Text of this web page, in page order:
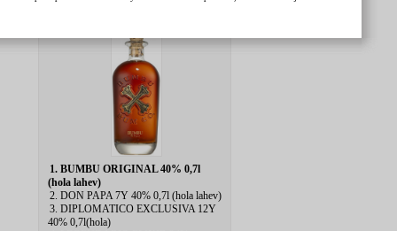
1. BUMBU ORIGINAL 40% 0,7l
(hola lahev)
2. DON PAPA 7Y 40% 0,7l (hola lahev)
3. DIPLOMATICO EXCLUSIVA 12Y
40% 0,7l(hola)